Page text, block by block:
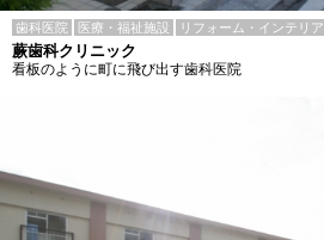
歯科医院 医療・福祉施設 リフォーム・インテリア
蕨歯科クリニック
看板のように町に飛び出す歯科医院